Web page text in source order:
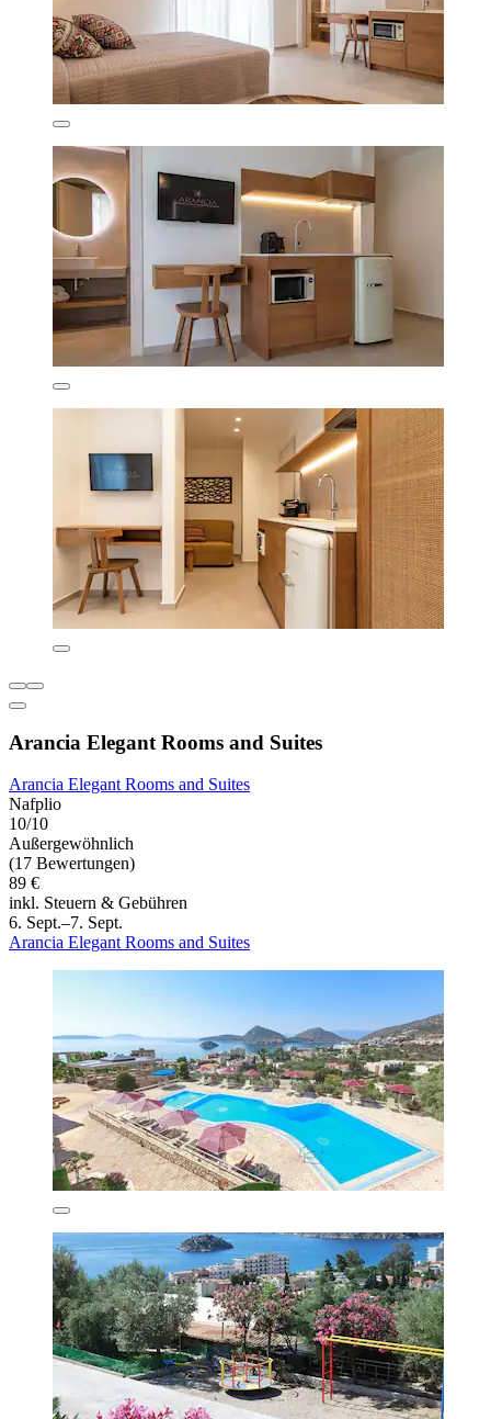
Arancia Elegant Rooms and Suites
Arancia Elegant Rooms and Suites
Nafplio
10/10
Außergewöhnlich
(17 Bewertungen)
89 €
inkl. Steuern & Gebühren
6. Sept.–7. Sept.
Arancia Elegant Rooms and Suites